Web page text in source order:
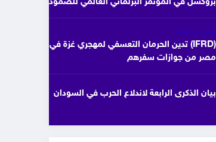
بروكسل في المؤتمر البرلماني العالمي للصمود
بيانات صحفية
(IFRD) تدين الحرمان التعسفي لمهجري غزة في
مصر من جوازات سفرهم
بيان الذكرى الرابعة لاندلاع الحرب في السودان